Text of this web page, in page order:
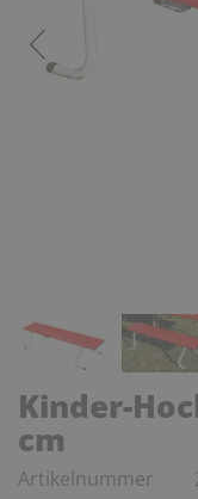
Kinder-
cm
Artikelnummer